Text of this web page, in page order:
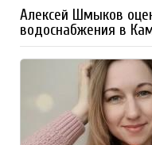
Алексей Шмыков
водоснабжения в